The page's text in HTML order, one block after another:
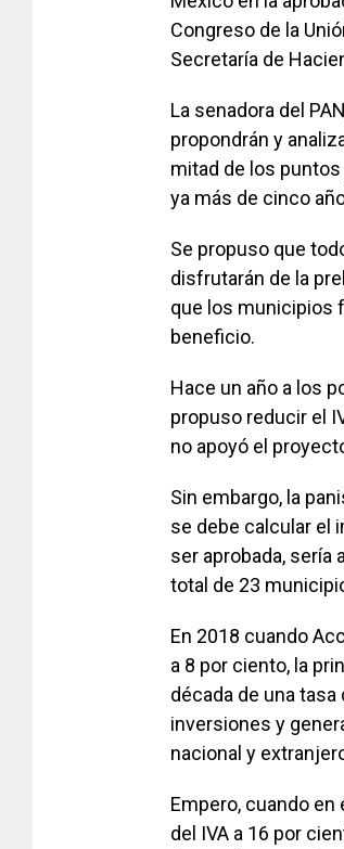
Congreso de la
Secretaría de
La senadora del
propondrán y
mitad de los
ya más de cinco
Se propuso que
disfrutarán de la
que los municipios
beneficio.
Hace un año a los
propuso reducir el
no apoyó el
Sin embargo, la
se debe calcular el
ser aprobada, sería
total de 23
En 2018 cuando
a 8 por ciento, la
década de una
inversiones y
nacional y
Empero, cuando
del IVA a 16 por